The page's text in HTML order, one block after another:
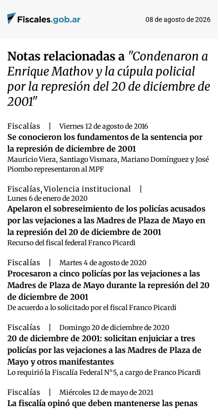
08 de agosto de 2026
Notas relacionadas a "Condenaron a
Enrique Mathov y la cúpula policial
por la represión del 20 de diciembre de
2001"
Fiscalías Viernes 12 de agosto de 2016
Se conocieron los fundamentos de la sentencia por
la represión de diciembre de 2001
Mauricio Viera, Santiago Vismara, Mariano Domínguez y José
Piombo representaron al MPF
Fiscalías,Violencia institucional
Lunes 6 de enero de 2020
Apelaron el sobreseimiento de los policías acusados
por las vejaciones a las Madres de Plaza de Mayo en
la represión del 20 de diciembre de 2001
Recurso del fiscal federal Franco Picardi
Fiscalías Martes 4 de agosto de 2020
Procesaron a cinco policías por las vejaciones a las
Madres de Plaza de Mayo durante la represión del 20
de diciembre de 2001
De acuerdo a lo solicitado por el fiscal Franco Picardi
Fiscalías Domingo 20 de diciembre de 2020
20 de diciembre de 2001: solicitan enjuiciar a tres
policías por las vejaciones a las Madres de Plaza de
Mayo y otros manifestantes
Lo requirió la Fiscalía Federal N°5, a cargo de Franco Picardi
Fiscalías Miércoles 12 de mayo de 2021
La fiscalía opinó que deben mantenerse las penas